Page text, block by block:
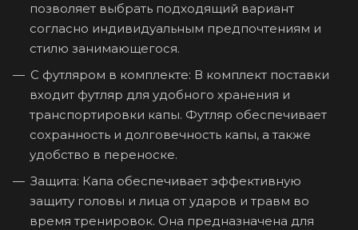
позволяет выбрать подходящий вариант
согласно индивидуальным предпочтениям и
стилю занимающегося.
С футляром в комплекте: В комплект поставки
входит футляр для удобного хранения и
транспортировки капы. Футляр обеспечивает
сохранность и долговечность капы, а также
удобство в переноске.
Защита: Капа обеспечивает эффективную
защиту головы и лица от ударов и травм во
время тренировок. Она предназначена для